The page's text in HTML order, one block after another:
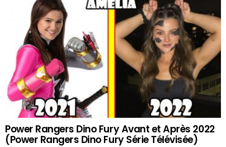
Power Rangers Dino Fury Avant et Après 2022
(Power Rangers Dino Fury Série Télévisée)